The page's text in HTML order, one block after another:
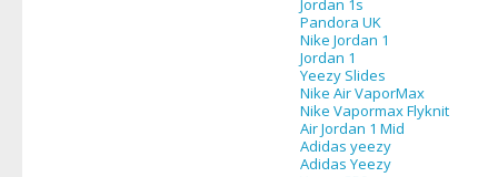
Jordan 1s
Pandora UK
Nike Jordan 1
Jordan 1
Yeezy Slides
Nike Air VaporMax
Nike Vapormax Flyknit
Air Jordan 1 Mid
Adidas yeezy
Adidas Yeezy